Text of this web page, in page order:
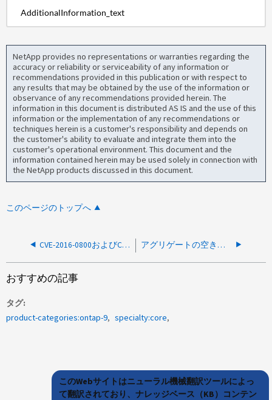
AdditionalInformation_text
NetApp provides no representations or warranties regarding the
accuracy or reliability or serviceability of any information or
recommendations provided in this publication or with respect to
any results that may be obtained by the use of the information or
observance of any recommendations provided herein. The
information in this document is distributed AS IS and the use of this
information or the implementation of any recommendations or
techniques herein is a customer's responsibility and depends on
the customer's ability to evaluate and integrate them into the
customer's operational environment. This document and the
information contained herein may be used solely in connection with
the NetApp products discussed in this document.
このページのトップへ
CVE-2016-0800およびCVE-2014-3566のData ONTAPでSSLv2およびSSLv3を無効にする方法 アグリゲートの空きスペースの再割り当てを無効にする方法
おすすめの記事
タグ
product-categories:ontap-9
specialty:core
このWebサイトはニューラル機械翻訳ツールによっ
て翻訳されており、ナレッジベース（KB）コンテン